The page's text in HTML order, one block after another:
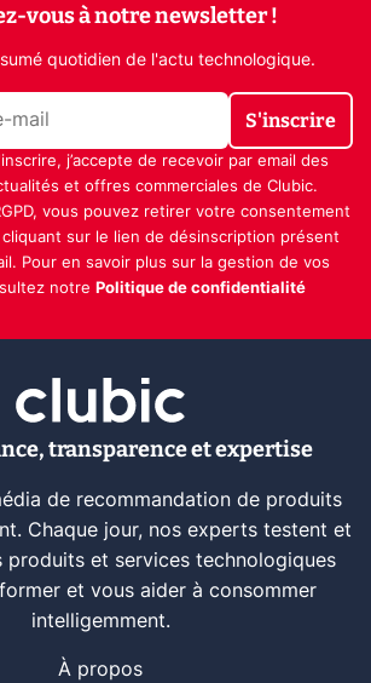
vous à notre newsletter !
quotidien de l'actu technologique.
S'inscrire
j’accepte de recevoir par email des
et offres commerciales de Clubic.
vous pouvez retirer votre consentement
sur le lien de désinscription présent
Pour en savoir plus sur la gestion de vos
notre Politique de confidentialité
transparence et expertise
de recommandation de produits
Chaque jour, nos experts testent et
produits et services technologiques
et vous aider à consommer
intelligemment.
À propos